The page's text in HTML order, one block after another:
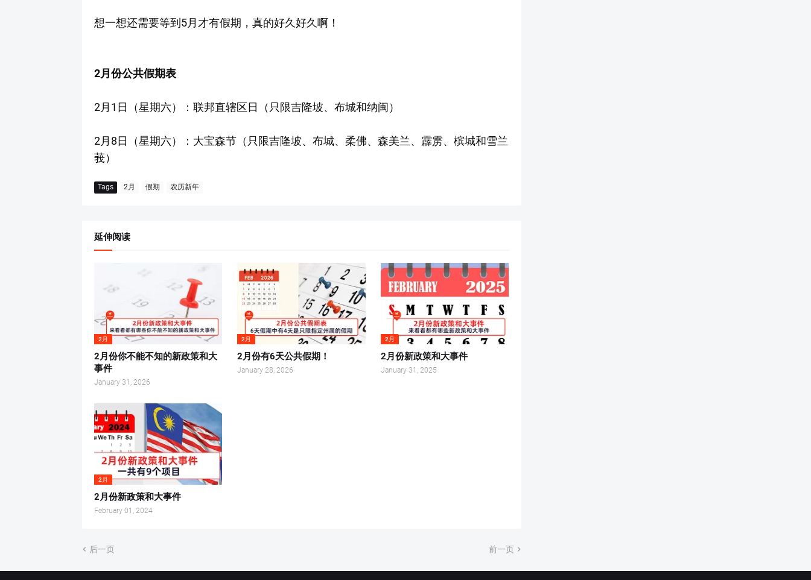
想一想还需要等到5月才有假期，真的好久好久啊！
2月份公共假期表
2月1日（星期六）：联邦直辖区日（只限吉隆坡、布城和纳闽）
2月8日（星期六）：大宝森节（只限吉隆坡、布城、柔佛、森美兰、霹雳、槟城和雪兰
莪）
Tags 2月 假期 农历新年
延伸阅读
2月
2月份你不能不知的新政策和大
事件
January 31, 2026
2月
2月份有6天公共假期！
January 28, 2026
2月
2月份新政策和大事件
January 31, 2025
2月
2月份新政策和大事件
February 01, 2024
后一页 前一页